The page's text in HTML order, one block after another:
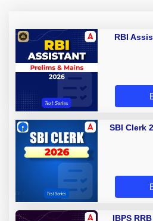
RBI
SBI Clerk
IBPS